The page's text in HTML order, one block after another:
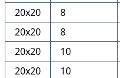
20х20
8
20х20
8
20х20
10
20х20
10